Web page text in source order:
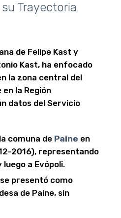
Trayectoria
de Felipe Kast y
Kast, ha enfocado
la zona central del
la Región
datos del Servicio
comuna de Paine en
2016), representando
luego a Evópoli.
presentó como
de Paine, sin